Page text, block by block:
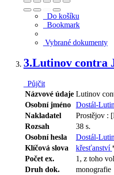
Do košíku
Bookmark
Vybrané dokumenty
3.Lutinov contra
Půjčit
Názvové údaje Lutinov
Osobní jméno Dostál-
Nakladatel
Prostějov :
Rozsah
38 s.
Osobní hesla
Dostál-
Klíčová slova
křesťanství
Počet ex.
1, z toho
Druh dok.
monografie